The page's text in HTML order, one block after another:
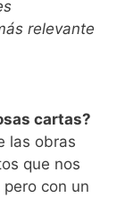
relevante
cartas?
las obras
que nos
con un